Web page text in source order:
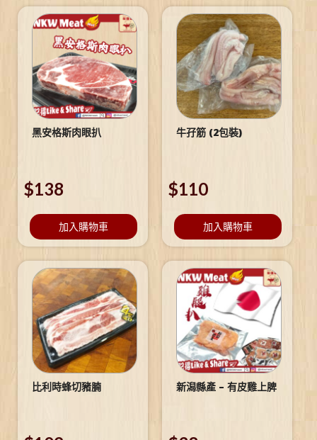
黑安格斯肉眼扒
$138
加入購物車
牛孖筋 (2包裝)
$110
加入購物車
比利時蜂切豬腩 新潟縣產 – 有皮雞上脾